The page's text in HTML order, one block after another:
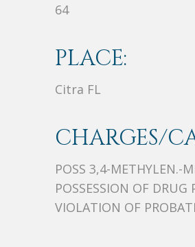
64
PLACE:
Citra FL
CHARGES/
POSS 3,4-METHYLEN.-
POSSESSION OF DRUG
VIOLATION OF